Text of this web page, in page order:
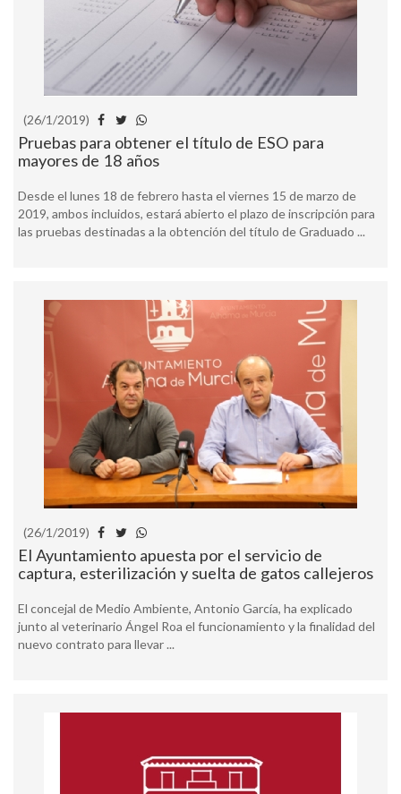
(26/1/2019)
Pruebas para obtener el título de ESO para
mayores de 18 años
Desde el lunes 18 de febrero hasta el viernes 15 de marzo de
2019, ambos incluidos, estará abierto el plazo de inscripción para
las pruebas destinadas a la obtención del título de Graduado ...
(26/1/2019)
El Ayuntamiento apuesta por el servicio de
captura, esterilización y suelta de gatos callejeros
El concejal de Medio Ambiente, Antonio García, ha explicado
junto al veterinario Ángel Roa el funcionamiento y la finalidad del
nuevo contrato para llevar ...